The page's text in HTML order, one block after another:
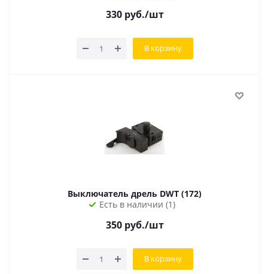
330руб./шт
В корзину
Выключатель дрель DWT (172)
Есть в наличии (1)
350руб./шт
В корзину